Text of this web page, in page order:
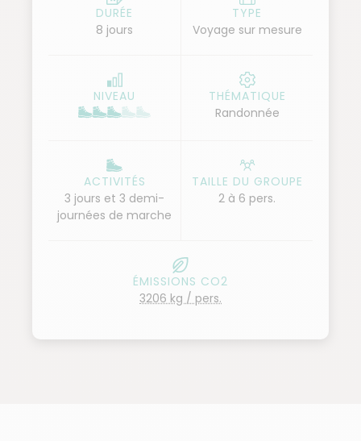
capverdienne, un mélange unique entre influences
africaines et brésiliennes. Ce voyage vous fait
nature sauvage, traditions vivantes et moments de
partage inoubliables.
DURÉE
8 jours
TYPE
Voyage sur mesure
NIVEAU
THÉMATIQUE
Randonnée
ACTIVITÉS
3 jours et 3 demi-
journées de marche
TAILLE DU GROUPE
2 à 6 pers.
ÉMISSIONS CO2
3206 kg / pers.